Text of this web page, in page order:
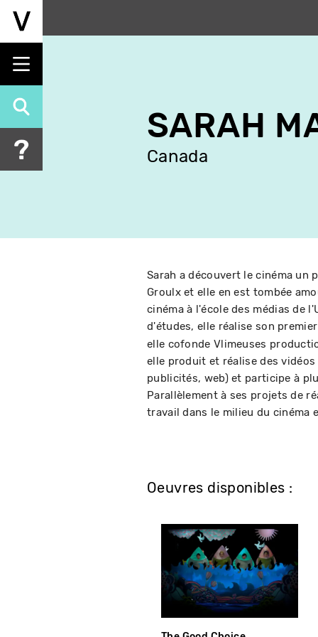
Aller
principal
SARAH
Canada
Sarah a découvert le cinéma un
Groulx et elle en est tombée
cinéma à l'école des médias de
d'études, elle réalise son
elle cofonde Vlimeuses
elle produit et réalise des
publicités, web) et participe à
Parallèlement à ses projets de
travail dans le milieu du cinéma
Oeuvres disponibles :